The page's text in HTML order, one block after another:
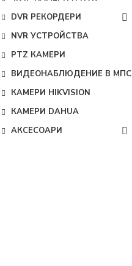
DVR РЕКОРДЕРИ
NVR УСТРОЙСТВА
PTZ КАМЕРИ
ВИДЕОНАБЛЮДЕНИЕ В МПС
КАМЕРИ HIKVISION
КАМЕРИ DAHUA
АКСЕСОАРИ